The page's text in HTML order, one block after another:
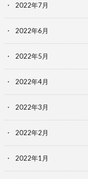
2022年7月
2022年6月
2022年5月
2022年4月
2022年3月
2022年2月
2022年1月